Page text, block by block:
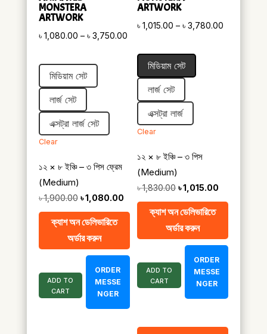
MONSTERA
ARTWORK
৳ 1,080.00 – ৳ 3,750.00Price
৳ 1,080.00
through
৳ 3,750.00
মিডিয়াম সেট
লার্জ সেট
এক্সট্রা লার্জ সেট
Clear
১২ × ৮ ইঞ্চি – ৩ পিস ফ্রেম
(Medium)
৳1,900.00 Original
price
was:
৳ 1,900.00.
৳1,080.00Current
price
ক্যাশ অন ডেলিভারিতে
অর্ডার করুন
ADD TO
CART
ORDER
MESSE
NGER
ARTWORK
৳1,015.00 – ৳3,780.00
মিডিয়াম সেট
লার্জ সেট
এক্সট্রা লার্জ
Clear
১২ × ৮ ইঞ্চি – ৩ পিস
(Medium)
৳1,830.00 Original
price
was:
৳ 1,830.00.
৳1,015.00
price
ক্যাশ অন ডেলিভারিতে
অর্ডার করুন
ADD TO
CART
ORDER
MESSE
NGER